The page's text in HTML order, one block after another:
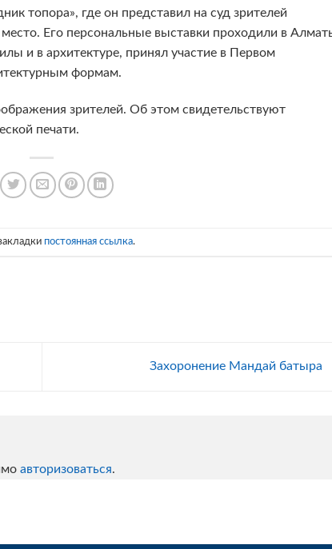
топора», где он представил на суд зрителей
Его персональные выставки проходили в
и в архитектуре, принял участие в Первом
формам.
зрителей. Об этом свидетельствуют
печати.
постоянная ссылка.
Захоронение Мандай батыра
авторизоваться.